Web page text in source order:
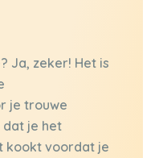
Ja, zeker! Het is
je trouwe
je het
kookt voordat je